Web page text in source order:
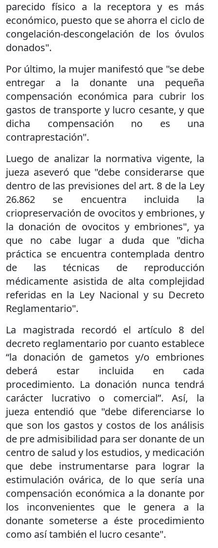
parecido físico a la receptora y es más
económico, puesto que se ahorra el ciclo de
congelación-descongelación de los óvulos
donados".
Por último, la mujer manifestó que "se debe
entregar a la donante una pequeña
compensación económica para cubrir los
gastos de transporte y lucro cesante, y que
dicha compensación no es una
contraprestación".
Luego de analizar la normativa vigente, la
jueza aseveró que "debe considerarse que
dentro de las previsiones del art. 8 de la Ley
26.862 se encuentra incluida la
criopreservación de ovocitos y embriones, y
la donación de ovocitos y embriones", ya
que no cabe lugar a duda que "dicha
práctica se encuentra contemplada dentro
de las técnicas de reproducción
médicamente asistida de alta complejidad
referidas en la Ley Nacional y su Decreto
Reglamentario".
La magistrada recordó el artículo 8 del
decreto reglamentario por cuanto establece
“la donación de gametos y/o embriones
deberá estar incluida en cada
procedimiento. La donación nunca tendrá
carácter lucrativo o comercial”. Así, la
jueza entendió que "debe diferenciarse lo
que son los gastos y costos de los análisis
de pre admisibilidad para ser donante de un
centro de salud y los estudios, y medicación
que debe instrumentarse para lograr la
estimulación ovárica, de lo que sería una
compensación económica a la donante por
los inconvenientes que le genera a la
donante someterse a éste procedimiento
como así también el lucro cesante".